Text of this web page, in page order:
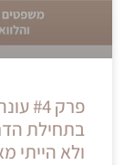
בתחילת
ולא הייתי